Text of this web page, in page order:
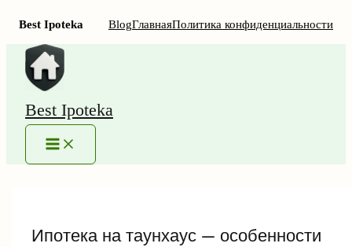
Best Ipoteka BlogГлавнаяПолитика конфиденциальности
Перейти
содержимому
Best Ipoteka
MAIN
MENU
Ипотека на таунхаус — особенности